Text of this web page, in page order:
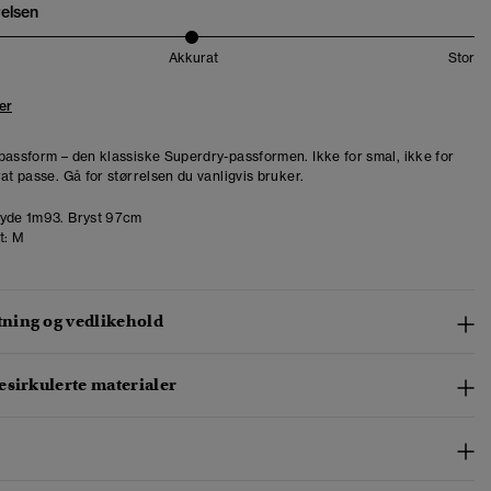
Akkurat Stor
– den klassiske Superdry-passformen. Ikke for smal, ikke for
passe. Gå for størrelsen du vanligvis bruker.
1m93. Bryst 97cm
M
og vedlikehold
materialer